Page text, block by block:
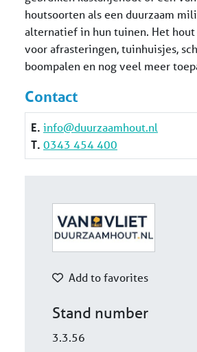
houtsoorten als een duurzaam
alternatief in hun tuinen. Het
voor afrasteringen, tuinhuisjes,
boompalen en nog veel meer
Contact
E. info@duurzaamhout.nl
T. 0343 454 400
Add to favorites
Stand number
3.3.56